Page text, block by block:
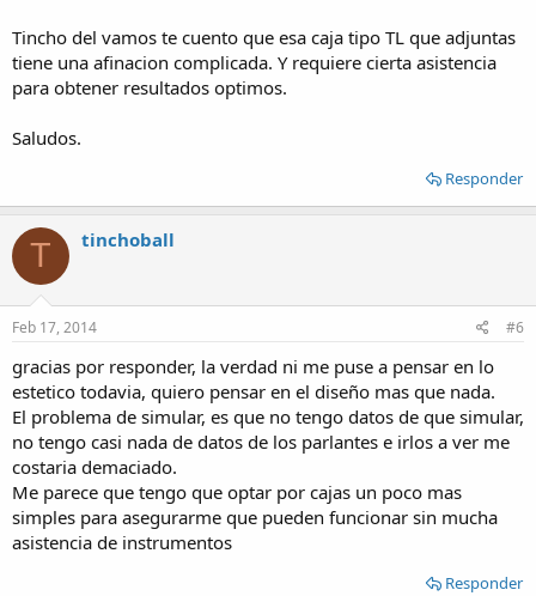
Tincho del vamos te cuento que esa caja tipo TL que adjuntas
tiene una afinacion complicada. Y requiere cierta asistencia
para obtener resultados optimos.
Saludos.
Responder
T tinchoball
Feb 17, 2014 #6
gracias por responder, la verdad ni me puse a pensar en lo
estetico todavia, quiero pensar en el diseño mas que nada.
El problema de simular, es que no tengo datos de que simular,
no tengo casi nada de datos de los parlantes e irlos a ver me
costaria demaciado.
Me parece que tengo que optar por cajas un poco mas
simples para asegurarme que pueden funcionar sin mucha
asistencia de instrumentos
Responder